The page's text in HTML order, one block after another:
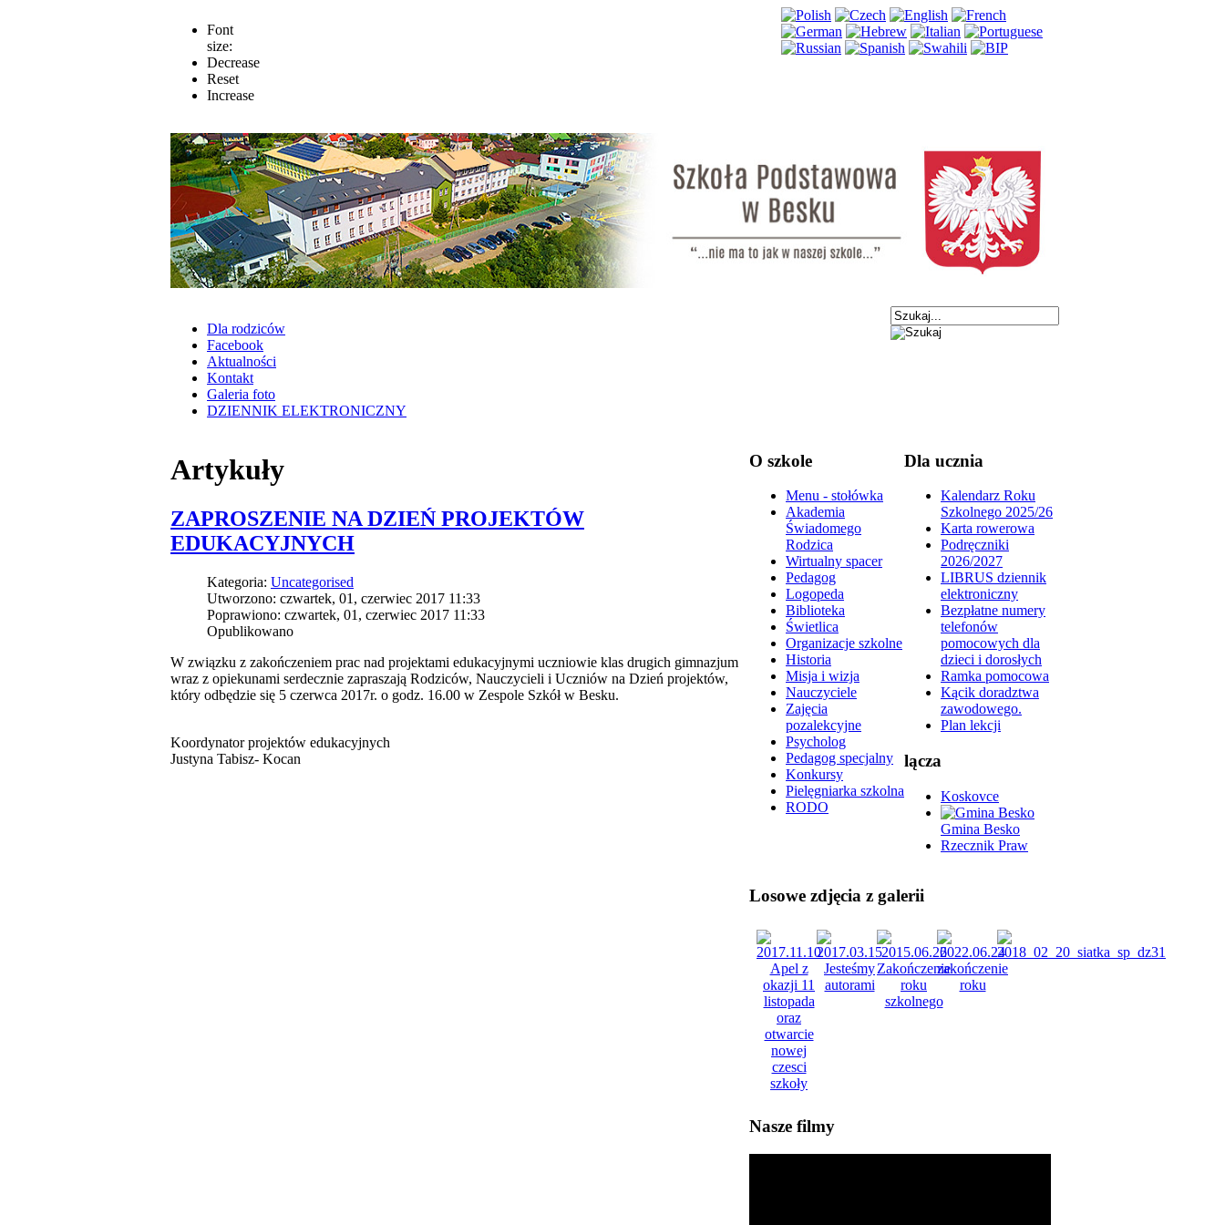
Font
size:
Decrease
Reset
Increase
Dla rodziców
Facebook
Aktualności
Kontakt
Galeria foto
DZIENNIK ELEKTRONICZNY
Artykuły
ZAPROSZENIE NA DZIEŃ PROJEKTÓW
EDUKACYJNYCH
Kategoria: Uncategorised
Utworzono: czwartek, 01, czerwiec 2017 11:33
Poprawiono: czwartek, 01, czerwiec 2017 11:33
Opublikowano
W związku z zakończeniem prac nad projektami edukacyjnymi uczniowie klas drugich gimnazjum
wraz z opiekunami serdecznie zapraszają Rodziców, Nauczycieli i Uczniów na Dzień projektów,
który odbędzie się 5 czerwca 2017r. o godz. 16.00 w Zespole Szkół w Besku.
Koordynator projektów edukacyjnych
Justyna Tabisz- Kocan
O szkole
Menu - stołówka
Akademia
Świadomego
Rodzica
Wirtualny spacer
Pedagog
Logopeda
Biblioteka
Świetlica
Organizacje szkolne
Historia
Misja i wizja
Nauczyciele
Zajęcia
pozalekcyjne
Psycholog
Pedagog specjalny
Konkursy
Pielęgniarka szkolna
RODO
Dla ucznia
Kalendarz Roku
Szkolnego 2025/26
Karta rowerowa
Podręczniki
2026/2027
LIBRUS dziennik
elektroniczny
Bezpłatne numery
telefonów
pomocowych dla
dzieci i dorosłych
Ramka pomocowa
Kącik doradztwa
zawodowego.
Plan lekcji
lącza
Koskovce
Gmina Besko
Rzecznik Praw
Losowe zdjęcia z galerii
Nasze filmy